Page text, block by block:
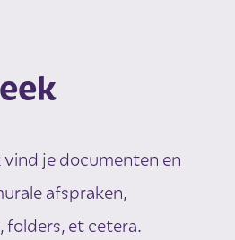
je documenten en
afspraken,
folders, et cetera.